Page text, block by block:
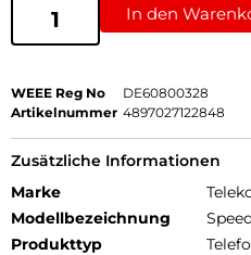
In den
WEEE Reg No
DE60800328
Artikelnummer 4897027122848
Zusätzliche Informationen
Marke
Modellbezeichnung
Produkttyp